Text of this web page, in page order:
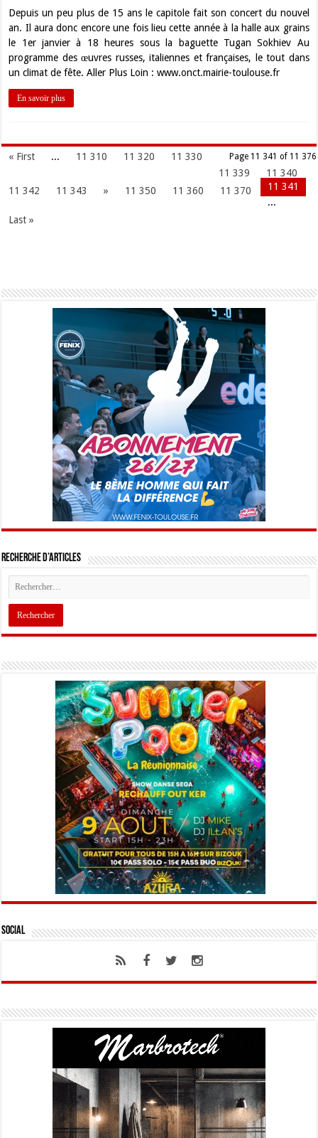
Depuis un peu plus de 15 ans le capitole fait son concert du nouvel
an. Il aura donc encore une fois lieu cette année à la halle aux grains
le 1er janvier à 18 heures sous la baguette Tugan Sokhiev Au
programme des œuvres russes, italiennes et françaises, le tout dans
un climat de fête. Aller Plus Loin : www.onct.mairie-toulouse.fr
En savoir plus
Page 11 341 of 11 376
« First ... 11 310 11 320
11 330
11 339
11 340
11 341
11 342 11 343 » 11 350 11 360
11 370
...
Last »
Recherche d’articles
Social